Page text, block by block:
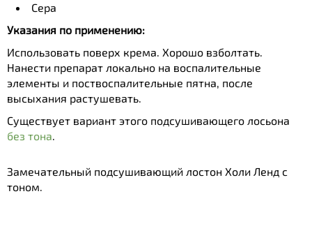
Сера
Указания по применению:
Использовать поверх крема. Хорошо взболтать.
Нанести препарат локально на воспалительные
элементы и поствоспалительные пятна, после
высыхания растушевать.
Существует вариант этого подсушивающего лосьона
без тона.
Замечательный подсушивающий лостон Холи Ленд с
тоном.